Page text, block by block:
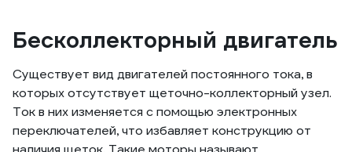
Бесколлекторный двигатель
Существует вид двигателей постоянного тока, в
которых отсутствует щеточно-коллекторный узел.
Ток в них изменяется с помощью электронных
переключателей, что избавляет конструкцию от